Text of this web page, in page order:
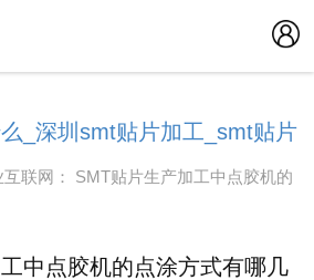
_深圳smt贴片加工_smt贴片
联网： SMT贴片生产加工中点胶机的
中点胶机的点涂方式有哪几